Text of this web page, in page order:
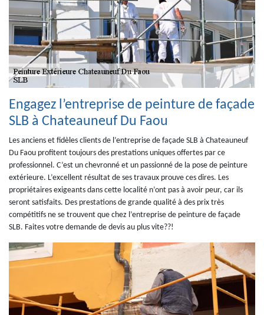
Engagez l’entreprise de peinture de façade
SLB à Chateauneuf Du Faou
Les anciens et fidèles clients de l’entreprise de façade SLB à Chateauneuf
Du Faou profitent toujours des prestations uniques offertes par ce
professionnel. C’est un chevronné et un passionné de la pose de peinture
extérieure. L’excellent résultat de ses travaux prouve ces dires. Les
propriétaires exigeants dans cette localité n’ont pas à avoir peur, car ils
seront satisfaits. Des prestations de grande qualité à des prix très
compétitifs ne se trouvent que chez l’entreprise de peinture de façade
SLB. Faites votre demande de devis au plus vite??!